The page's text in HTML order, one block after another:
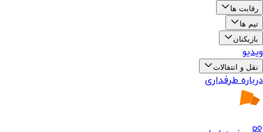
رقابت ها
تیم ها
بازیکنان
ویدیو
نقل و انتقالات
درباره طرفداری